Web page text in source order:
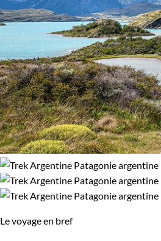
Le voyage en bref